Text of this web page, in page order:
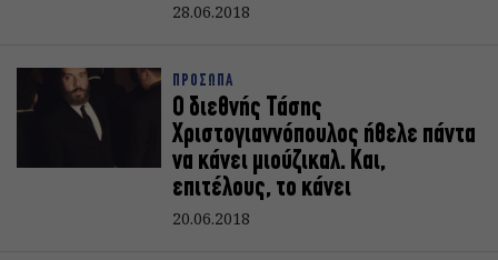
28.06.2018
ΠΡΟΣΩΠΑ
O διεθνής Τάσης
Χριστογιαννόπουλος ήθελε πάντα
να κάνει μιούζικαλ. Και,
επιτέλους, το κάνει
20.06.2018